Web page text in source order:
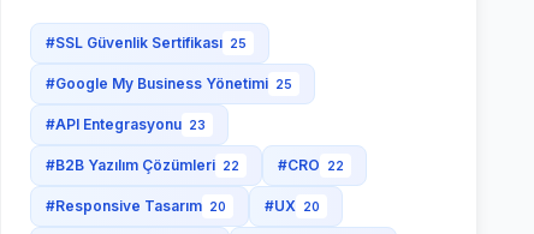
#SSL Güvenlik Sertifikası 25
#Google My Business Yönetimi 25
#API Entegrasyonu 23
#B2B Yazılım Çözümleri 22 #CRO 22
#Responsive Tasarım 20 #UX 20